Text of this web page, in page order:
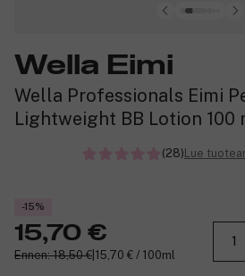
Wella Eimi
Wella Professionals Eimi
Lightweight BB Lotion 100
(28) Lue
-15%
15,70 €
Ennen: 18,50 € 15,70 € / 100ml